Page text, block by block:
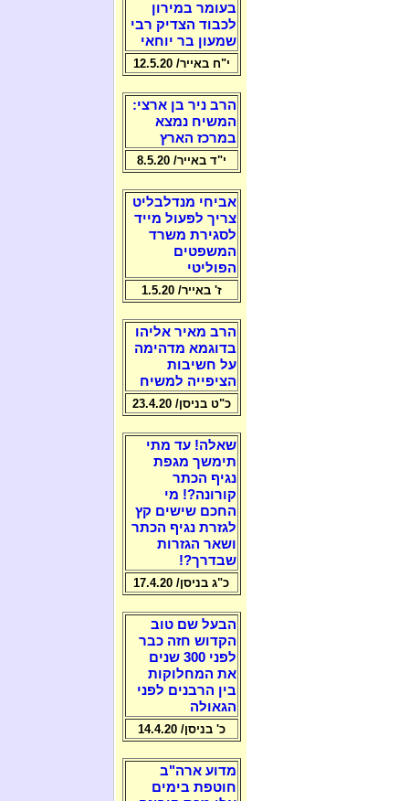
בעומר במירון
לכבוד הצדיק רבי
שמעון בר יוחאי
י"ח באייר/ 12.5.20
הרב ניר בן ארצי:
המשיח נמצא
במרכז הארץ
י"ד באייר/ 8.5.20
אביחי מנדלבליט
צריך לפעול מייד
לסגירת משרד
המשפטים
הפוליטי
ז' באייר/ 1.5.20
הרב מאיר אליהו
בדוגמא מדהימה
על חשיבות
הציפייה למשיח
כ"ט בניסן/ 23.4.20
שאלה! עד מתי
תימשך מגפת
נגיף הכתר
קורונה?! מי
החכם שישים קץ
לגזרת נגיף הכתר
ושאר הגזרות
שבדרך?!
כ"ג בניסן/ 17.4.20
הבעל שם טוב
הקדוש חזה כבר
לפני 300 שנים
את המחלוקות
בין הרבנים לפני
הגאולה
כ' בניסן/ 14.4.20
מדוע ארה"ב
חוטפת בימים